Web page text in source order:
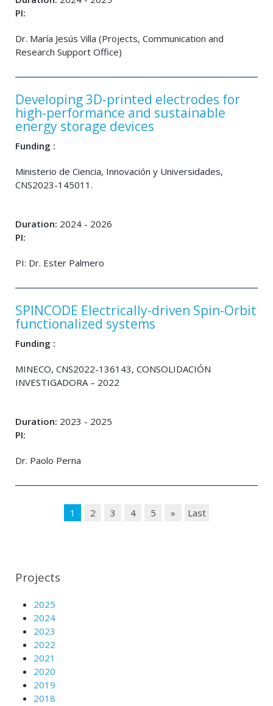
PI:
Dr. María Jesús Villa (Projects, Communication and
Research Support Office)
Developing 3D-printed electrodes for
high-performance and sustainable
energy storage devices
Funding :
Ministerio de Ciencia, Innovación y Universidades,
CNS2023-145011.
Duration: 2024 - 2026
PI:
PI: Dr. Ester Palmero
SPINCODE Electrically-driven Spin-Orbit
functionalized systems
Funding :
MINECO, CNS2022-136143, CONSOLIDACIÓN
INVESTIGADORA – 2022
Duration: 2023 - 2025
PI:
Dr. Paolo Perna
1 2 3 4 5 » Last
Projects
2025
2024
2023
2022
2021
2020
2019
2018